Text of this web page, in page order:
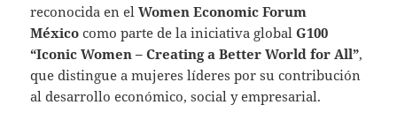
reconocida en elWomen Economic Forum
México como parte de la iniciativa globalG100
“Iconic Women – Creating a Better World for All”,
que distingue a mujeres líderes por su contribución
al desarrollo económico, social y empresarial.